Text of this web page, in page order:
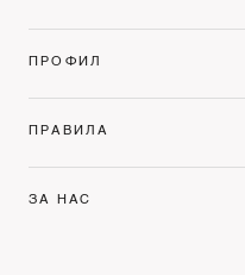
ПРОФИЛ
ПРАВИЛА
ЗА НАС